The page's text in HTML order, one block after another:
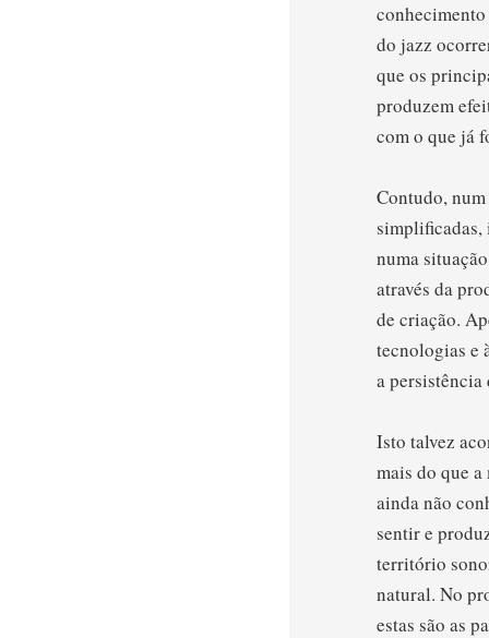
conhecimento
do jazz
que os
produzem
com o que já
Contudo,
simplificadas,
numa
através da
de criação.
tecnologias e
a
Isto talvez
mais do que
ainda não
sentir e
território
natural. No
estas são as